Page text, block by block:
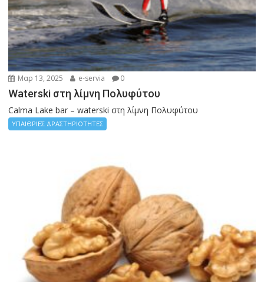
Μαρ 13, 2025 e-servia 0
Waterski στη λίμνη Πολυφύτου
Calma Lake bar – waterski στη λίμνη Πολυφύτου
ΥΠΑΙΘΡΙΕΣ ΔΡΑΣΤΗΡΙΟΤΗΤΕΣ